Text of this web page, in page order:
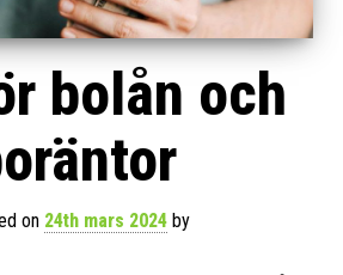
bolån och
on 24th mars 2024by